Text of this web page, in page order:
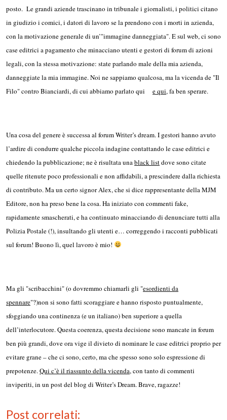
posto. Le grandi aziende trascinano in tribunale i giornalisti, i politici citano
in giudizio i comici, i datori di lavoro se la prendono con i morti in azienda,
con la motivazione generale di un’"immagine danneggiata". E sul web, ci sono
case editrici a pagamento che minacciano utenti e gestori di forum di azioni
legali, con la stessa motivazione: state parlando male della mia azienda,
danneggiate la mia immagine. Noi ne sappiamo qualcosa, ma la vicenda de "Il
Filo" contro Bianciardi, di cui abbiamo parlato qui e qui,fa ben sperare.
Una cosa del genere è successa al forum Writer’s dream. I gestori hanno avuto
l’ardire di condurre qualche piccola indagine contattando le case editrici e
chiedendo la pubblicazione; ne è risultata unablack listdove sono citate
quelle ritenute poco professionali e non affidabili, a prescindere dalla richiesta
di contributo. Ma un certo signor Alex, che si dice rappresentante della MJM
Editore, non ha preso bene la cosa. Ha iniziato con commenti fake,
rapidamente smascherati, e ha continuato minacciando di denunciare tutti alla
Polizia Postale (!), insultando gli utenti e… correggendo i racconti pubblicati
sul forum! Buono lì, quel lavoro è mio!
Ma gli "scribacchini" (o dovremmo chiamarli gli "esordienti da
spennare"?)non si sono fatti scoraggiare e hanno risposto puntualmente,
sfoggiando una continenza (e un italiano) ben superiore a quella
dell’interlocutore. Questa coerenza, questa decisione sono mancate in forum
ben più grandi, dove ora vige il divieto di nominare le case editrici proprio per
evitare grane – che ci sono, certo, ma che spesso sono solo espressione di
prepotenze.Qui c’è il riassunto della vicenda, con tanto di commenti
inviperiti, in un post del blog di Writer’s Dream. Brave, ragazze!
Post correlati: